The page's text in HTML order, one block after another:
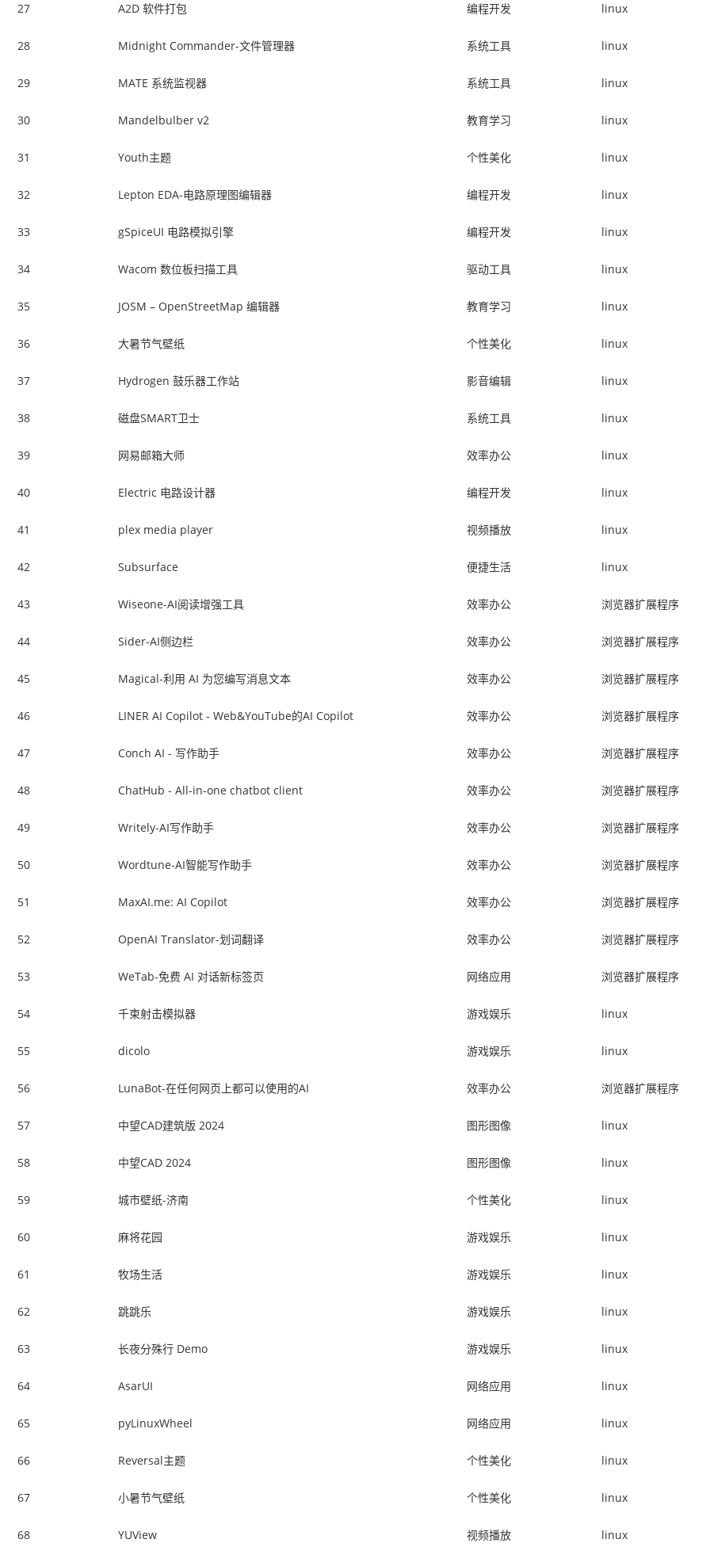
27 A2D 软件打包 编程开发 linux
28 Midnight Commander-文件管理器 系统工具 linux
29 MATE 系统监视器 系统工具 linux
30 Mandelbulber v2 教育学习 linux
31 Youth主题 个性美化 linux
32 Lepton EDA-电路原理图编辑器 编程开发 linux
33 gSpiceUI 电路模拟引擎 编程开发 linux
34 Wacom 数位板扫描工具 驱动工具 linux
35 JOSM – OpenStreetMap 编辑器 教育学习 linux
36 大暑节气壁纸 个性美化 linux
37 Hydrogen 鼓乐器工作站 影音编辑 linux
38 磁盘SMART卫士 系统工具 linux
39 网易邮箱大师 效率办公 linux
40 Electric 电路设计器 编程开发 linux
41 plex media player 视频播放 linux
42 Subsurface 便捷生活 linux
43 Wiseone-AI阅读增强工具 效率办公 浏览器扩展程序
44 Sider-AI侧边栏 效率办公 浏览器扩展程序
45 Magical-利用 AI 为您编写消息文本 效率办公 浏览器扩展程序
46 LINER AI Copilot - Web&YouTube的AI Copilot 效率办公 浏览器扩展程序
47 Conch AI - 写作助手 效率办公 浏览器扩展程序
48 ChatHub - All-in-one chatbot client 效率办公 浏览器扩展程序
49 Writely-AI写作助手 效率办公 浏览器扩展程序
50 Wordtune-AI智能写作助手 效率办公 浏览器扩展程序
51 MaxAI.me: AI Copilot 效率办公 浏览器扩展程序
52 OpenAI Translator-划词翻译 效率办公 浏览器扩展程序
53 WeTab-免费 AI 对话新标签页 网络应用 浏览器扩展程序
54 千束射击模拟器 游戏娱乐 linux
55 dicolo 游戏娱乐 linux
56 LunaBot-在任何网页上都可以使用的AI 效率办公 浏览器扩展程序
57 中望CAD建筑版 2024 图形图像 linux
58 中望CAD 2024 图形图像 linux
59 城市壁纸-济南 个性美化 linux
60 麻将花园 游戏娱乐 linux
61 牧场生活 游戏娱乐 linux
62 跳跳乐 游戏娱乐 linux
63 长夜分殊行 Demo 游戏娱乐 linux
64 AsarUI 网络应用 linux
65 pyLinuxWheel 网络应用 linux
66 Reversal主题 个性美化 linux
67 小暑节气壁纸 个性美化 linux
68 YUView 视频播放 linux